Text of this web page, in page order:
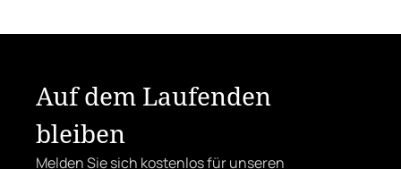
Auf dem Laufenden
bleiben
Melden Sie sich kostenlos für unseren